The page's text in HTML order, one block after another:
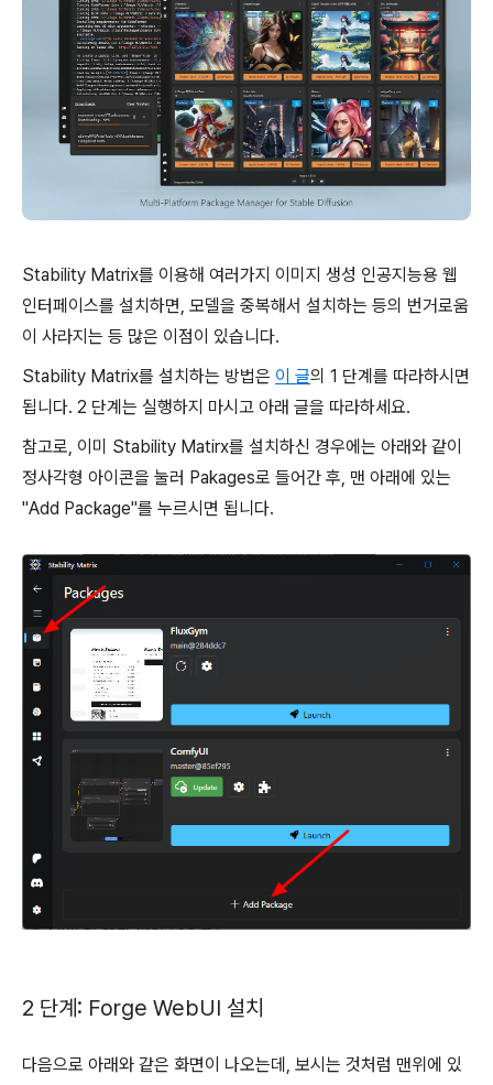
Stability Matrix를 이용해 여러가지 이미지 생성 인공지능용 웹
인터페이스를 설치하면, 모델을 중복해서 설치하는 등의 번거로움
이 사라지는 등 많은 이점이 있습니다.
Stability Matrix를 설치하는 방법은 이 글의 1 단계를 따라하시면
됩니다. 2 단계는 실행하지 마시고 아래 글을 따라하세요.
참고로, 이미 Stability Matirx를 설치하신 경우에는 아래와 같이
정사각형 아이콘을 눌러 Pakages로 들어간 후, 맨 아래에 있는
"Add Package"를 누르시면 됩니다.
2 단계: Forge WebUI 설치
다음으로 아래와 같은 화면이 나오는데, 보시는 것처럼 맨위에 있